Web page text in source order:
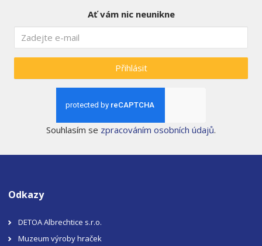
Ať vám nic neunikne
Přihlásit
Souhlasím se zpracováním osobních údajů.
Odkazy
DETOA Albrechtice s.r.o.
Muzeum výroby hraček